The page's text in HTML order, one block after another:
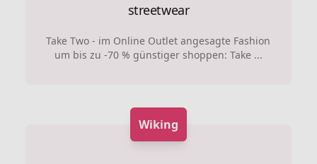
streetwear
Take Two - im Online Outlet angesagte Fashion
um bis zu -70 % günstiger shoppen: Take ...
Wiking